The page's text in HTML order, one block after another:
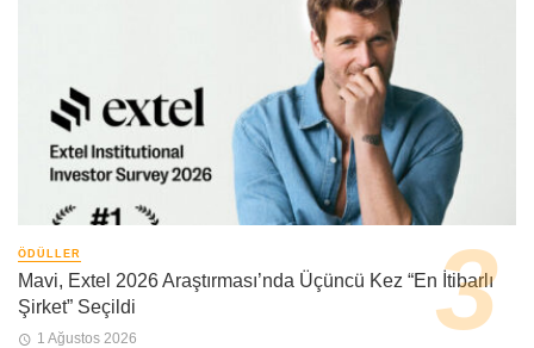
ÖDÜLLER
Mavi, Extel 2026 Araştırması’nda Üçüncü Kez “En İtibarlı
Şirket” Seçildi
1 Ağustos 2026